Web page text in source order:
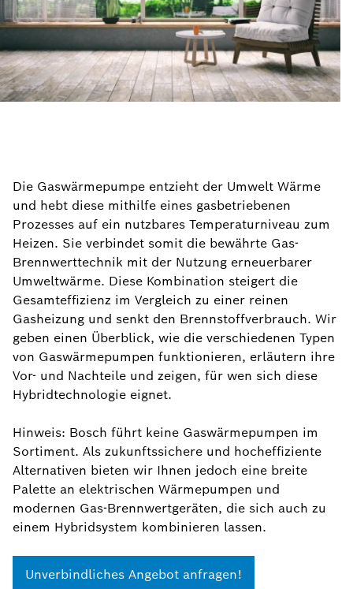
Die Gaswärmepumpe entzieht der Umwelt Wärme
und hebt diese mithilfe eines gasbetriebenen
Prozesses auf ein nutzbares Temperaturniveau zum
Heizen. Sie verbindet somit die bewährte Gas-
Brennwerttechnik mit der Nutzung erneuerbarer
Umweltwärme. Diese Kombination steigert die
Gesamteffizienz im Vergleich zu einer reinen
Gasheizung und senkt den Brennstoffverbrauch. Wir
geben einen Überblick, wie die verschiedenen Typen
von Gaswärmepumpen funktionieren, erläutern ihre
Vor- und Nachteile und zeigen, für wen sich diese
Hybridtechnologie eignet.
Hinweis: Bosch führt keine Gaswärmepumpen im
Sortiment. Als zukunftssichere und hocheffiziente
Alternativen bieten wir Ihnen jedoch eine breite
Palette an elektrischen Wärmepumpen und
modernen Gas-Brennwertgeräten, die sich auch zu
einem Hybridsystem kombinieren lassen.
Unverbindliches Angebot anfragen!